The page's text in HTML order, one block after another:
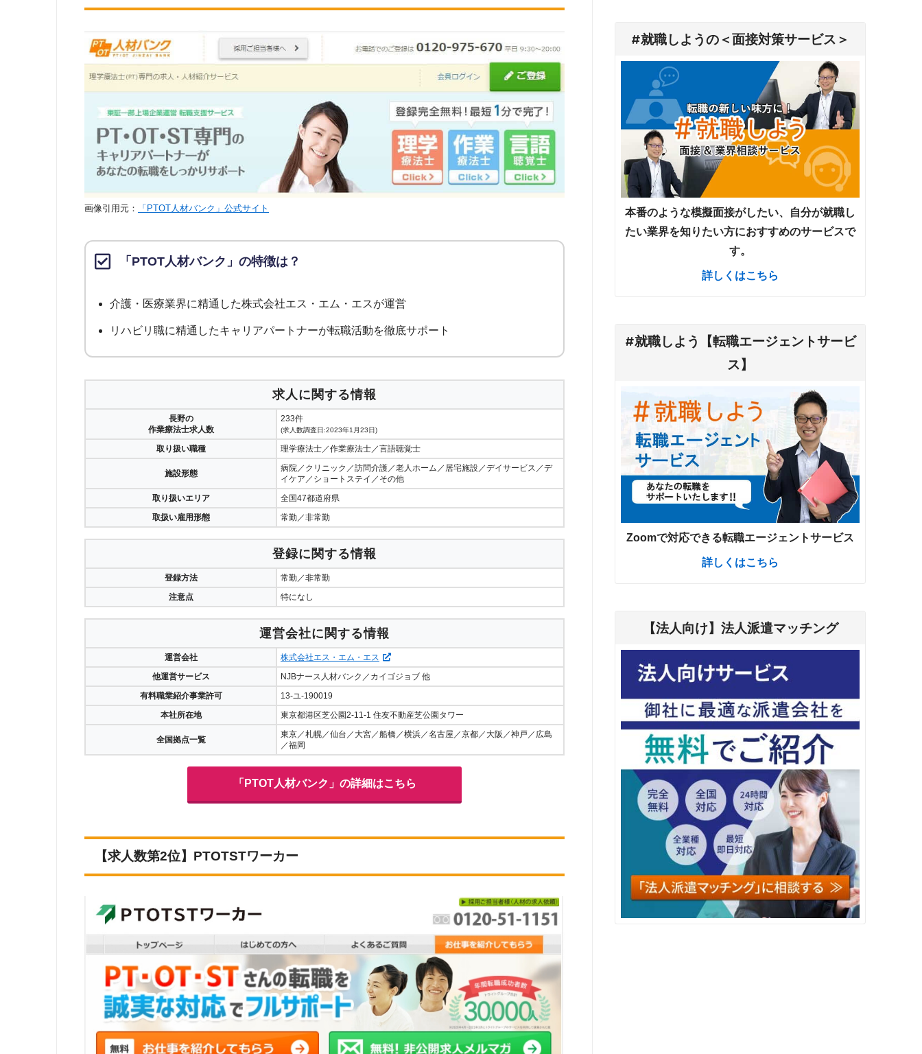
11
ト
0
PTOT転職ナビ 0
求人数ランキング上部または下部に記載
画像引用元： 「PTOT人材バンク」公式サイト
「PTOT人材バンク」の特徴は？
介護・医療業界に精通した株式会社エス・エム・エスが運営
リハビリ職に精通したキャリアパートナーが転職活動を徹底サポート
求人に関する情報
長野の
作業療法士求人数
233件
(求人数調査日:2023年1月23日)
取り扱い職種 理学療法士／作業療法士／言語聴覚士
施設形態
病院／クリニック／訪問介護／老人ホーム／居宅施設／デイサービス／デ
イケア／ショートステイ／その他
取り扱いエリア
全国47都道府県
取扱い雇用形態
常勤／非常勤
登録に関する情報
登録方法
常勤／非常勤
注意点
特になし
運営会社に関する情報
運営会社
株式会社エス・エム・エス
他運営サービス
NJBナース人材バンク／カイゴジョブ 他
有料職業紹介事業許可
13-ユ-190019
本社所在地
東京都港区芝公園2-11-1 住友不動産芝公園タワー
全国拠点一覧
東京／札幌／仙台／大宮／船橋／横浜／名古屋／京都／大阪／神戸／広島
／福岡
「PTOT人材バンク」の詳細はこちら
【求人数第2位】PTOTSTワーカー
#就職しようの＜面接対策サービス＞
本番のような模擬面接がしたい、自分が就職し
たい業界を知りたい方におすすめのサービスで
す。
詳しくはこちら
#就職しよう【転職エージェントサービ
ス】
Zoomで対応できる転職エージェントサービス
詳しくはこちら
【法人向け】法人派遣マッチング